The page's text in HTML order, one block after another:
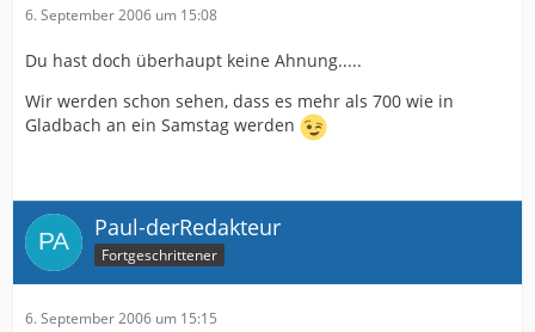
6. September 2006 um 15:08
Du hast doch überhaupt keine Ahnung.....
Wir werden schon sehen, dass es mehr als 700 wie in
Gladbach an ein Samstag werden
Paul-derRedakteur
Fortgeschrittener
6. September 2006 um 15:15